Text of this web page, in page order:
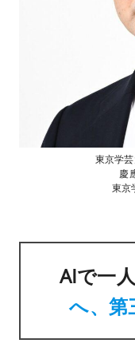
東京学
慶
東京
AIで一
へ、第